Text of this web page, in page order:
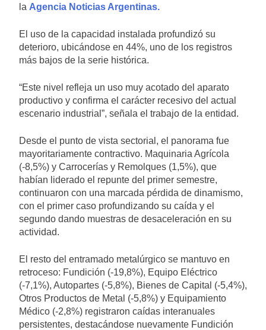
la Agencia Noticias Argentinas.
El uso de la capacidad instalada profundizó su
deterioro, ubicándose en 44%, uno de los registros
más bajos de la serie histórica.
“Este nivel refleja un uso muy acotado del aparato
productivo y confirma el carácter recesivo del actual
escenario industrial”, señala el trabajo de la entidad.
Desde el punto de vista sectorial, el panorama fue
mayoritariamente contractivo. Maquinaria Agrícola
(-8,5%) y Carrocerías y Remolques (1,5%), que
habían liderado el repunte del primer semestre,
continuaron con una marcada pérdida de dinamismo,
con el primer caso profundizando su caída y el
segundo dando muestras de desaceleración en su
actividad.
El resto del entramado metalúrgico se mantuvo en
retroceso: Fundición (-19,8%), Equipo Eléctrico
(-7,1%), Autopartes (-5,8%), Bienes de Capital (-5,4%),
Otros Productos de Metal (-5,8%) y Equipamiento
Médico (-2,8%) registraron caídas interanuales
persistentes, destacándose nuevamente Fundición